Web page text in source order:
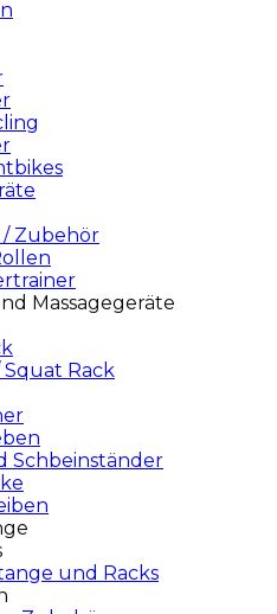
/ Zubehör
Massagegeräte
Squat Rack
Schbeinständer
und Racks